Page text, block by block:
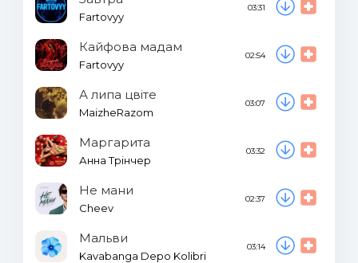
Fartovyy
03:31
Кайфова мадам
Fartovyy
02:54
А липа цвіте
MaizheRazom
03:07
Маргарита
Анна Трінчер
03:32
Не мани
Cheev
02:37
Мальви
Kavabanga Depo Kolibri
03:14